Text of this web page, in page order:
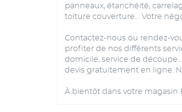
panneaux, étanchéité,
toiture couverture… Votre
Contactez-nous ou rendez-
profiter de nos différents
domicile, service de
devis gratuitement en ligne.
À bientôt dans votre magasin